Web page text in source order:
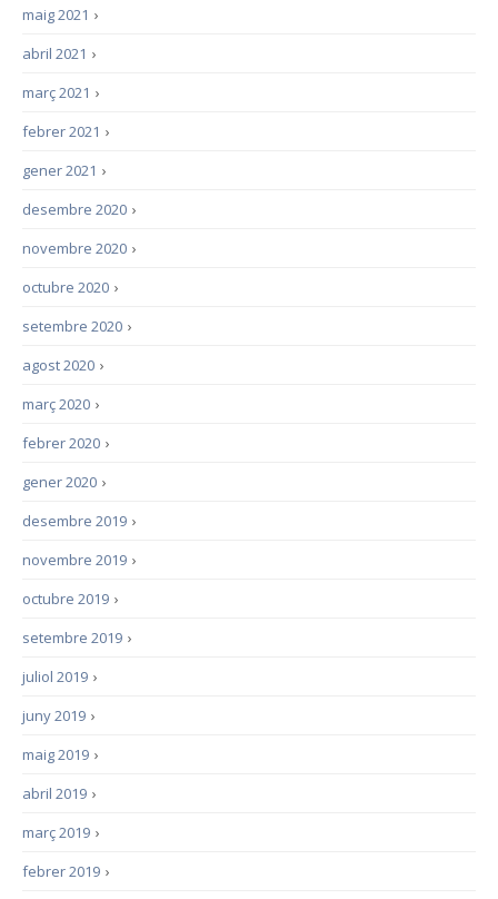
›
maig 2021
›
abril 2021
›
març 2021
›
febrer 2021
›
gener 2021
›
desembre 2020
›
novembre 2020
›
octubre 2020
›
setembre 2020
›
agost 2020
›
març 2020
›
febrer 2020
›
gener 2020
›
desembre 2019
›
novembre 2019
›
octubre 2019
›
setembre 2019
›
juliol 2019
›
juny 2019
›
maig 2019
›
abril 2019
›
març 2019
›
febrer 2019